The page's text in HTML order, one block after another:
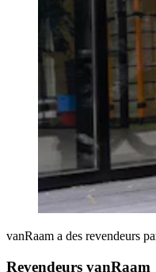
vanRaam a des revendeurs
Revendeurs vanRaam